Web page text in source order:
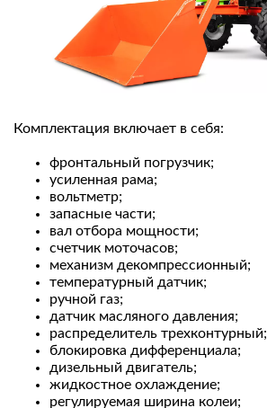
Комплектация включает в себя:
фронтальный погрузчик;
усиленная рама;
вольтметр;
запасные части;
вал отбора мощности;
счетчик моточасов;
механизм декомпрессионный;
температурный датчик;
ручной газ;
датчик масляного давления;
распределитель трехконтурный;
блокировка дифференциала;
дизельный двигатель;
жидкостное охлаждение;
регулируемая ширина колеи;